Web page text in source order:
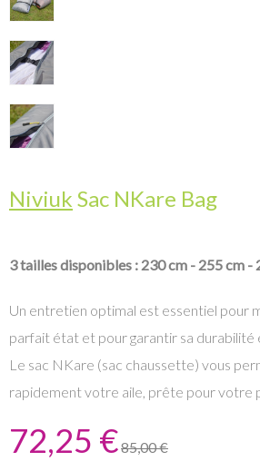
Niviuk Sac NKare Bag
3 tailles disponibles : 230 cm - 255 cm -
Un entretien optimal est essentiel pour
parfait état et pour garantir sa durabilité
Le sac NKare (sac chaussette) vous
rapidement votre aile, prête pour votre
72,25 €85,00 €